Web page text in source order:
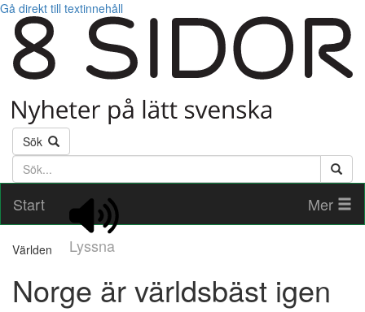
Gå direkt till textinnehåll
Sök
Söktext
Start
Lyssna
Mer
Världen
Norge är världsbäst igen